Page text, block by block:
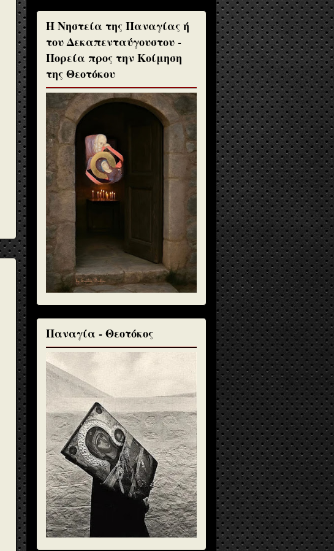
H Νηστεία της Παναγίας ή
του Δεκαπενταύγουστου -
Πορεία προς την Κοίμηση
της Θεοτόκου
Παναγία - Θεοτόκος